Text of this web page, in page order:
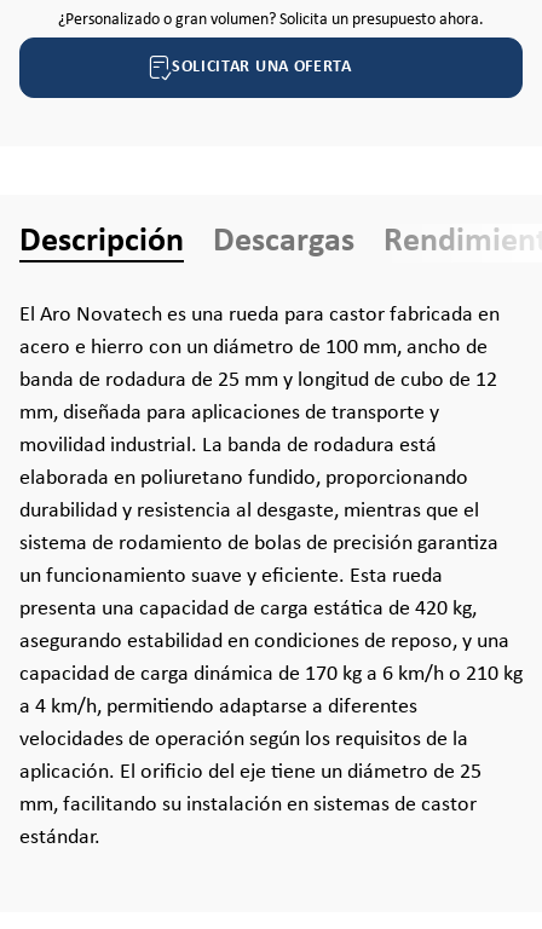
¿Personalizado o gran volumen? Solicita un presupuesto ahora.
SOLICITAR UNA OFERTA
Descripción Descargas
El Aro Novatech es una rueda para castor fabricada en
acero e hierro con un diámetro de 100 mm, ancho de
banda de rodadura de 25 mm y longitud de cubo de 12
mm, diseñada para aplicaciones de transporte y
movilidad industrial. La banda de rodadura está
elaborada en poliuretano fundido, proporcionando
durabilidad y resistencia al desgaste, mientras que el
sistema de rodamiento de bolas de precisión garantiza
un funcionamiento suave y eficiente. Esta rueda
presenta una capacidad de carga estática de 420 kg,
asegurando estabilidad en condiciones de reposo, y una
capacidad de carga dinámica de 170 kg a 6 km/h o 210 kg
a 4 km/h, permitiendo adaptarse a diferentes
velocidades de operación según los requisitos de la
aplicación. El orificio del eje tiene un diámetro de 25
mm, facilitando su instalación en sistemas de castor
estándar.